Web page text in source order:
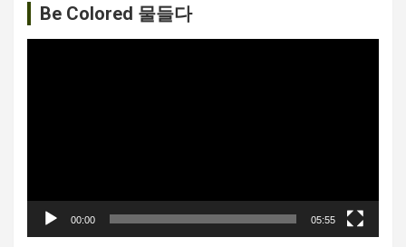
션 Be Colored 물들다
00:00 05:55